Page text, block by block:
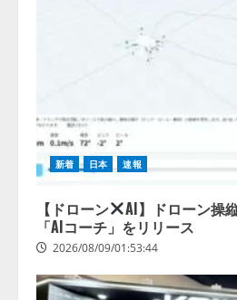
新着 日本 速報
【ドローン
AI】ドローン操
「AIコーチ」をリリース
2026/08/09/01:53:44